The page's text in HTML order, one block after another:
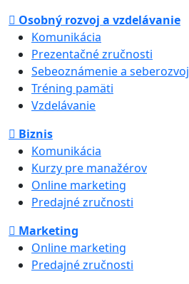
Osobný rozvoj a vzdelávanie
Komunikácia
Prezentačné zručnosti
Sebeoznámenie a seberozvoj
Tréning pamäti
Vzdelávanie
Biznis
Komunikácia
Kurzy pre manažérov
Online marketing
Predajné zručnosti
Marketing
Online marketing
Predajné zručnosti